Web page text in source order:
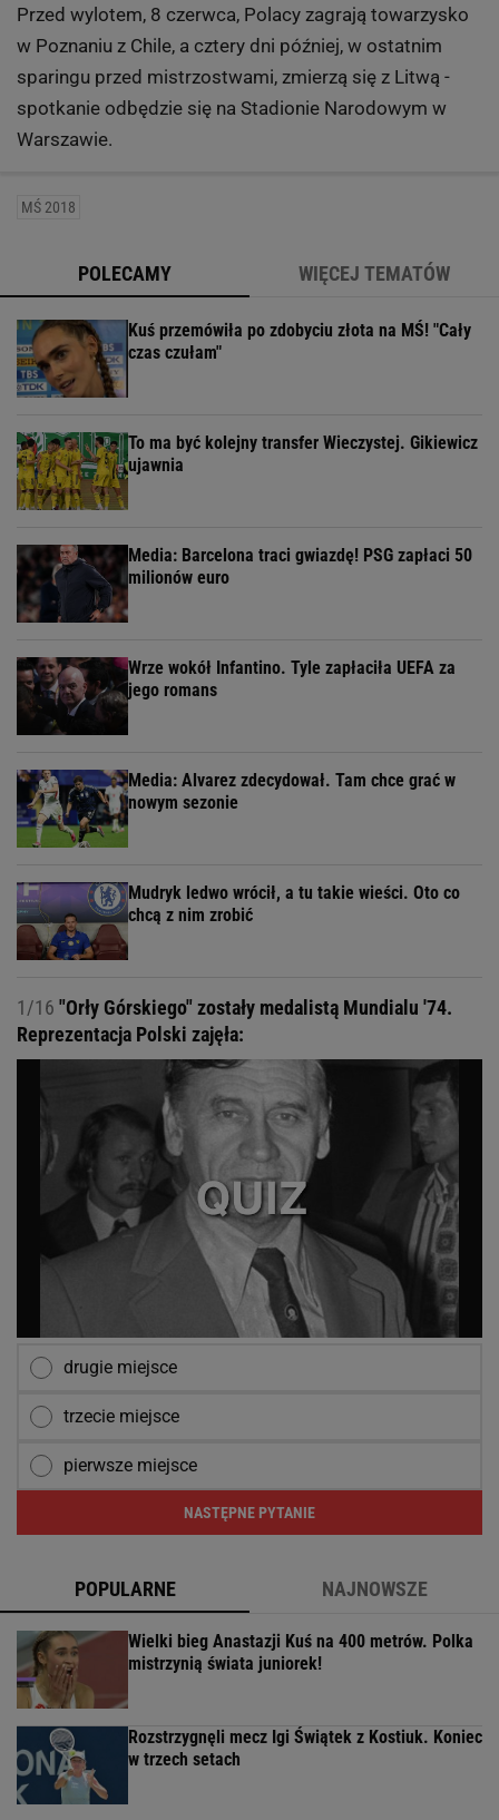
Przed wylotem, 8 czerwca, Polacy zagrają towarzysko
w Poznaniu z Chile, a cztery dni później, w ostatnim
sparingu przed mistrzostwami, zmierzą się z Litwą -
spotkanie odbędzie się na Stadionie Narodowym w
Warszawie.
MŚ 2018
POLECAMY WIĘCEJ TEMATÓW
Kuś przemówiła po zdobyciu złota na MŚ! "Cały
czas czułam"
To ma być kolejny transfer Wieczystej. Gikiewicz
ujawnia
Media: Barcelona traci gwiazdę! PSG zapłaci 50
milionów euro
Wrze wokół Infantino. Tyle zapłaciła UEFA za
jego romans
Media: Alvarez zdecydował. Tam chce grać w
nowym sezonie
Mudryk ledwo wrócił, a tu takie wieści. Oto co
chcą z nim zrobić
1/16 "Orły Górskiego" zostały medalistą Mundialu '74.
Reprezentacja Polski zajęła:
drugie miejsce
trzecie miejsce
pierwsze miejsce
NASTĘPNE PYTANIE
POPULARNE NAJNOWSZE
Wielki bieg Anastazji Kuś na 400 metrów. Polka
mistrzynią świata juniorek!
Rozstrzygnęli mecz Igi Świątek z Kostiuk. Koniec
w trzech setach